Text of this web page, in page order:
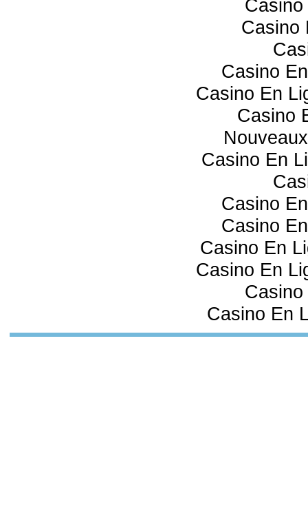
Casino
Casino
Casino En
Casino
Casino En
Casino
Casino
Casino En
Casino En
Casino En